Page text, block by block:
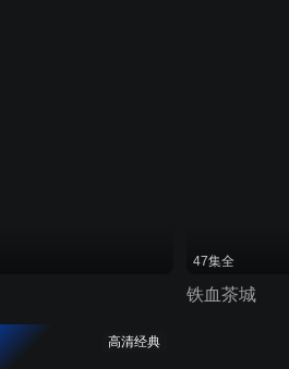
47集全
铁血茶城
高清经典